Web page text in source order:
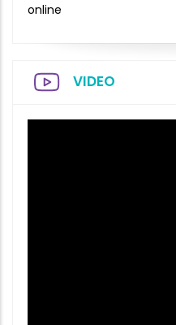
online
VIDEO